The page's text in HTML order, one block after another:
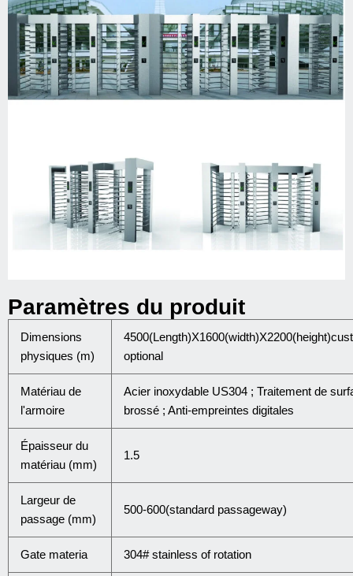
Paramètres du produit
Dimensions
physiques (m)
optional
Matériau de
l'armoire
Acier inoxydable US304 ; Traitement de
brossé ; Anti-empreintes digitales
Épaisseur du
matériau (mm)
1.5
Largeur de
passage (mm)
500-600(standard passageway)
Gate materia 304# stainless of rotation